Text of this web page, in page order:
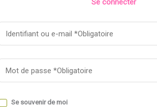
Se connecter
Se souvenir de moi